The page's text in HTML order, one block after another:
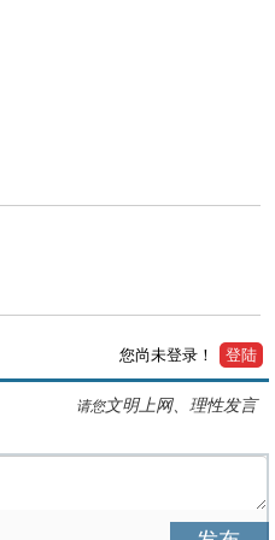
您尚未登录！ 登陆
请您文明上网、理性发言